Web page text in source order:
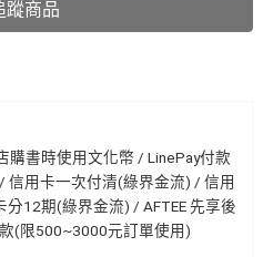
蹤商品
書時使用文化幣 / LinePay付款
信用卡一次付清(綠界金流) / 信用
12期(綠界金流) / AFTEE 先享後
(限500~3000元訂單使用)